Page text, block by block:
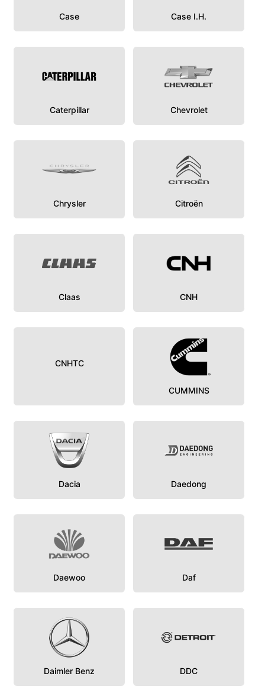
Case Case I.H.
Caterpillar Chevrolet
Chrysler Citroën
Claas CNH
CNHTC
CUMMINS
Dacia Daedong
Daewoo Daf
Daimler Benz DDC